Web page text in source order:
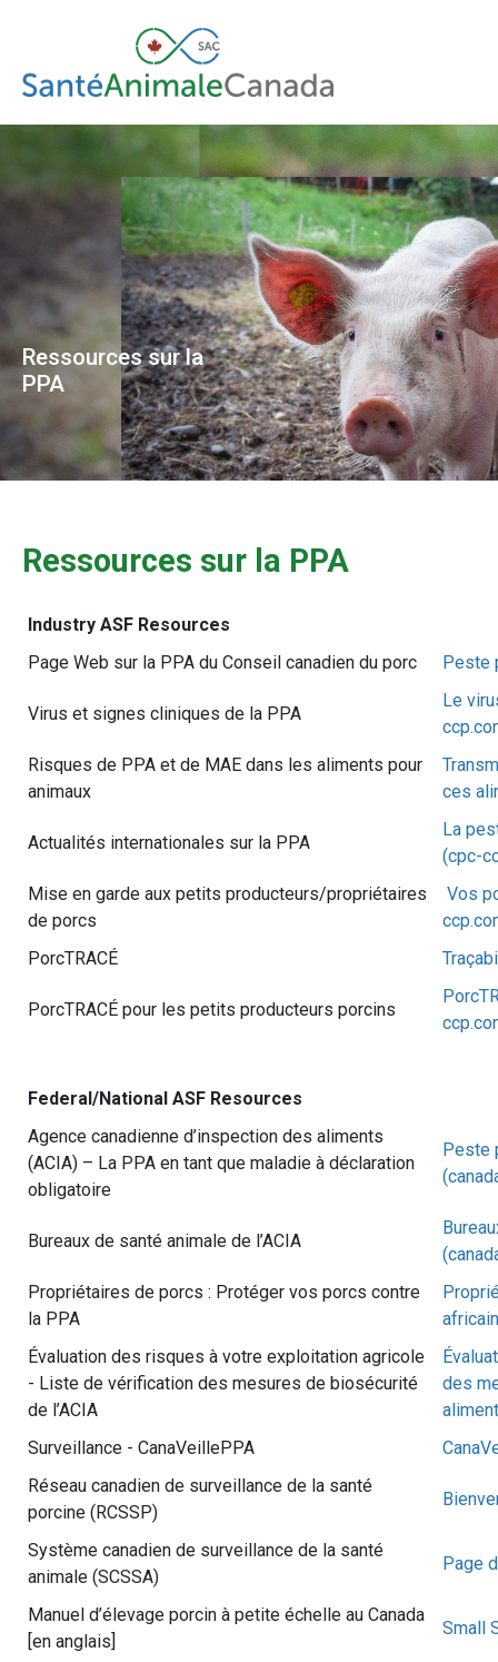
Ressources sur la
PPA
Ressources sur la PPA
Industry ASF Resources
Page Web sur la PPA du Conseil canadien du porc
Peste
Virus et signes cliniques de la PPA
Le
Risques de PPA et de MAE dans les aliments pour
animaux
ces
Actualités internationales sur la PPA
La
(cpc-
Mise en garde aux petits producteurs/propriétaires
de porcs
Vos
PorcTRACÉ
PorcTRACÉ pour les petits producteurs porcins
Federal/National ASF Resources
Agence canadienne d’inspection des aliments
(ACIA) – La PPA en tant que maladie à déclaration
obligatoire
Peste
Bureaux de santé animale de l’ACIA
Propriétaires de porcs : Protéger vos porcs contre
la PPA
Évaluation des risques à votre exploitation agricole
- Liste de vérification des mesures de biosécurité
de l’ACIA
des
Surveillance - CanaVeillePPA
Réseau canadien de surveillance de la santé
porcine (RCSSP)
Système canadien de surveillance de la santé
animale (SCSSA)
Page
Manuel d’élevage porcin à petite échelle au Canada
[en anglais]
Small